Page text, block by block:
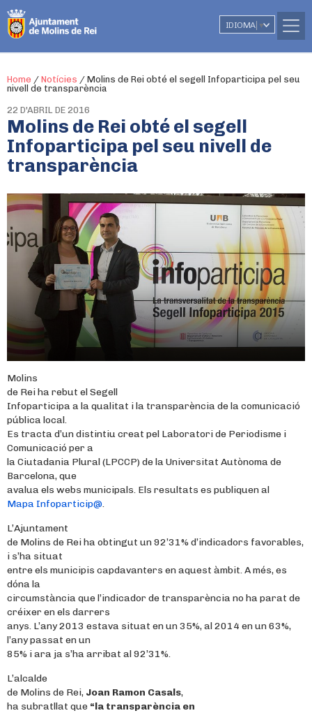
IDIOMA ▼
Home / Notícies / Molins de Rei obté el segell Infoparticipa pel seu
nivell de transparència
22 D'ABRIL DE 2016
Molins de Rei obté el segell
Infoparticipa pel seu nivell de
transparència
Molins
de Rei ha rebut el Segell
Infoparticipa a la qualitat i la transparència de la comunicació
pública local.
Es tracta d’un distintiu creat pel Laboratori de Periodisme i
Comunicació per a
la Ciutadania Plural (LPCCP) de la Universitat Autònoma de
Barcelona, que
avalua els webs municipals. Els resultats es publiquen al
Mapa Infoparticip@.
L’Ajuntament
de Molins de Rei ha obtingut un 92’31% d’indicadors favorables,
i s’ha situat
entre els municipis capdavanters en aquest àmbit. A més, es
dóna la
circumstància que l’indicador de transparència no ha parat de
créixer en els darrers
anys. L’any 2013 estava situat en un 35%, al 2014 en un 63%,
l’any passat en un
85% i ara ja s’ha arribat al 92’31%.
L’alcalde
de Molins de Rei, Joan Ramon Casals,
ha subratllat que “la transparència en